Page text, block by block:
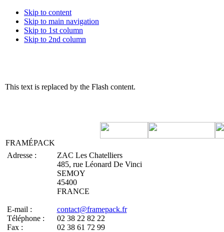
Skip to content
Skip to main navigation
Skip to 1st column
Skip to 2nd column
This text is replaced by the Flash content.
FRAMÉPACK
Adresse :
ZAC Les Chatelliers
485, rue Léonard De Vinci
SEMOY
45400
FRANCE
E-mail :
contact@framepack.fr
Téléphone :
02 38 22 82 22
Fax :
02 38 61 72 99